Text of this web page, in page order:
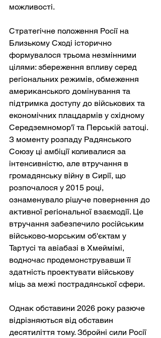
можливості.
Стратегічне положення Росії на
Близькому Сході історично
формувалося трьома незмінними
цілями: збереження впливу серед
регіональних режимів, обмеження
американського домінування та
підтримка доступу до військових та
економічних плацдармів у східному
Середземномор'ї та Перській затоці.
З моменту розпаду Радянського
Союзу ці амбіції коливалися за
інтенсивністю, але втручання в
громадянську війну в Сирії, що
розпочалося у 2015 році,
ознаменувало рішуче повернення до
активної регіональної взаємодії. Це
втручання забезпечило російським
військово-морським об'єктам у
Тартусі та авіабазі в Хмеймімі,
водночас продемонструвавши її
здатність проектувати військову
міць за межі пострадянської сфери.
Однак обставини 2026 року разюче
відрізняються від обставин
десятиліття тому. Збройні сили Росії